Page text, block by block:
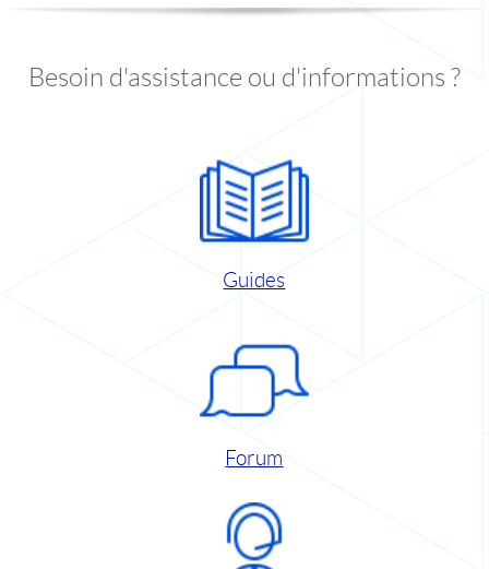
Besoin d'assistance ou d'informations ?
Guides
Forum